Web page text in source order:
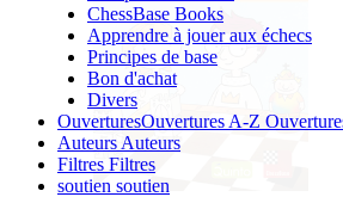
ChessBase Books
Apprendre à jouer aux échecs
Principes de base
Bon d'achat
Divers
OuverturesOuvertures A-Z
Auteurs Auteurs
Filtres Filtres
soutien soutien